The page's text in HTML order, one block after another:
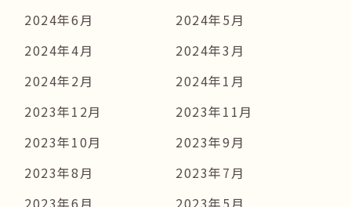
2024年6月
2024年5月
2024年4月
2024年3月
2024年2月
2024年1月
2023年12月
2023年11月
2023年10月
2023年9月
2023年8月
2023年7月